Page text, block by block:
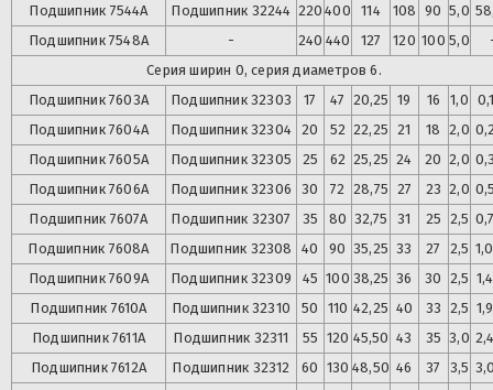
Подшипник 7544А Подшипник 32244 220 400 114 108 90 5,0
Подшипник 7548А - 240 440 127 120 100 5,0
Серия ширин 0, серия диаметров 6.
Подшипник 7603А Подшипник 32303 17 47 20,25 19 16 1,0
Подшипник 7604А Подшипник 32304 20 52 22,25 21 18 2,0
Подшипник 7605А Подшипник 32305 25 62 25,25 24 20 2,0
Подшипник 7606А Подшипник 32306 30 72 28,75 27 23 2,0
Подшипник 7607А Подшипник 32307 35 80 32,75 31 25 2,5
Подшипник 7608А Подшипник 32308 40 90 35,25 33 27 2,5
Подшипник 7609А Подшипник 32309 45 100 38,25 36 30 2,5
Подшипник 7610А Подшипник 32310 50 110 42,25 40 33 2,5
Подшипник 7611А Подшипник 32311 55 120 45,50 43 35 3,0
Подшипник 7612А Подшипник 32312 60 130 48,50 46 37 3,5